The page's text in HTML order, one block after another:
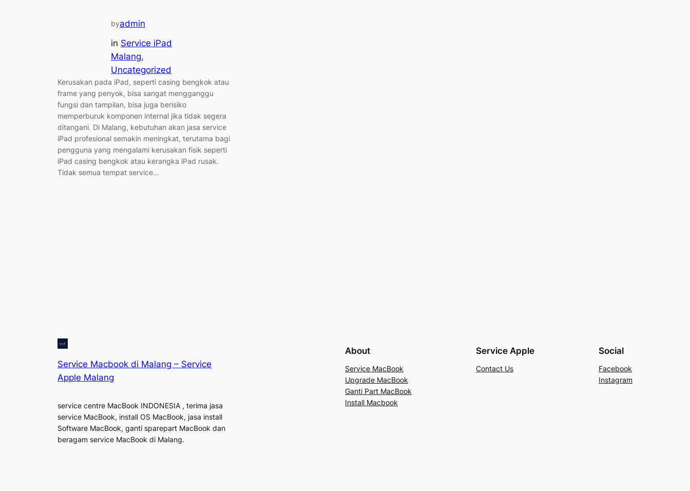
byadmin
in Service iPad
Malang
Uncategorized
Kerusakan pada iPad, seperti casing bengkok atau
frame yang penyok, bisa sangat mengganggu
fungsi dan tampilan, bisa juga berisiko
memperburuk komponen internal jika tidak segera
ditangani. Di Malang, kebutuhan akan jasa service
iPad profesional semakin meningkat, terutama bagi
pengguna yang mengalami kerusakan fisik seperti
iPad casing bengkok atau kerangka iPad rusak.
Tidak semua tempat service…
Service Macbook di Malang – Service
Apple Malang
service centre MacBook INDONESIA , terima jasa
service MacBook, install OS MacBook, jasa install
Software MacBook, ganti sparepart MacBook dan
beragam service MacBook di Malang.
About
Service MacBook
Upgrade MacBook
Ganti Part MacBook
Install Macbook
Service Apple
Contact Us
Social
Facebook
Instagram